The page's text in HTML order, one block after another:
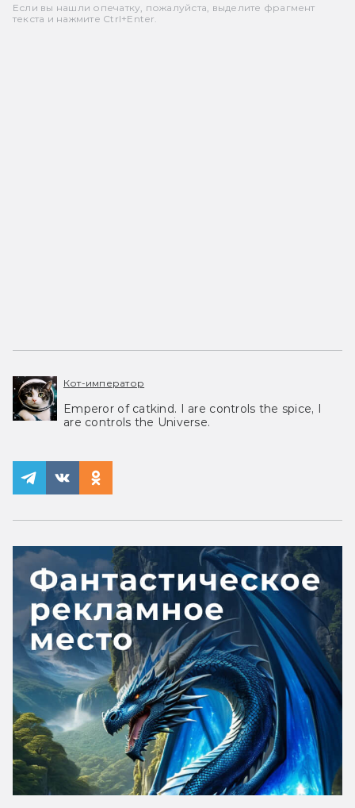
Если вы нашли опечатку, пожалуйста, выделите фрагмент
текста и нажмите Ctrl+Enter.
Кот-император
Emperor of catkind. I are controls the spice, I
are controls the Universe.